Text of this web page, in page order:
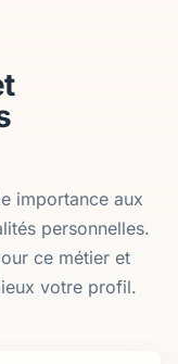
importance aux
personnelles.
ce métier et
votre profil.